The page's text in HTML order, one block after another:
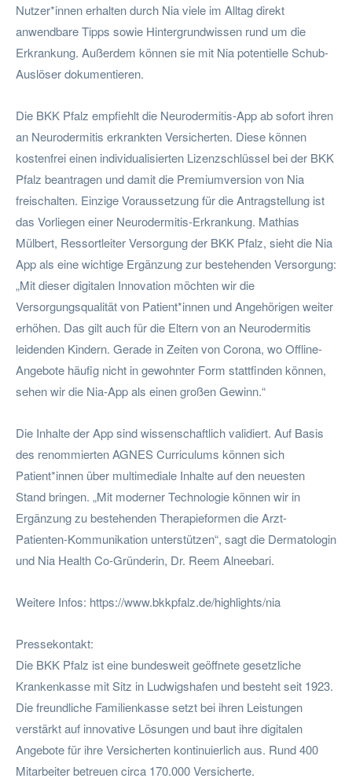
Nutzer*innen erhalten durch Nia viele im Alltag direkt
anwendbare Tipps sowie Hintergrundwissen rund um die
Erkrankung. Außerdem können sie mit Nia potentielle Schub-
Auslöser dokumentieren.
Die BKK Pfalz empfiehlt die Neurodermitis-App ab sofort ihren
an Neurodermitis erkrankten Versicherten. Diese können
kostenfrei einen individualisierten Lizenzschlüssel bei der BKK
Pfalz beantragen und damit die Premiumversion von Nia
freischalten. Einzige Voraussetzung für die Antragstellung ist
das Vorliegen einer Neurodermitis-Erkrankung. Mathias
Mülbert, Ressortleiter Versorgung der BKK Pfalz, sieht die Nia
App als eine wichtige Ergänzung zur bestehenden Versorgung:
„Mit dieser digitalen Innovation möchten wir die
Versorgungsqualität von Patient*innen und Angehörigen weiter
erhöhen. Das gilt auch für die Eltern von an Neurodermitis
leidenden Kindern. Gerade in Zeiten von Corona, wo Offline-
Angebote häufig nicht in gewohnter Form stattfinden können,
sehen wir die Nia-App als einen großen Gewinn.“
Die Inhalte der App sind wissenschaftlich validiert. Auf Basis
des renommierten AGNES Curriculums können sich
Patient*innen über multimediale Inhalte auf den neuesten
Stand bringen. „Mit moderner Technologie können wir in
Ergänzung zu bestehenden Therapieformen die Arzt-
Patienten-Kommunikation unterstützen“, sagt die Dermatologin
und Nia Health Co-Gründerin, Dr. Reem Alneebari.
Weitere Infos: https://www.bkkpfalz.de/highlights/nia
Pressekontakt:
Die BKK Pfalz ist eine bundesweit geöffnete gesetzliche
Krankenkasse mit Sitz in Ludwigshafen und besteht seit 1923.
Die freundliche Familienkasse setzt bei ihren Leistungen
verstärkt auf innovative Lösungen und baut ihre digitalen
Angebote für ihre Versicherten kontinuierlich aus. Rund 400
Mitarbeiter betreuen circa 170.000 Versicherte.